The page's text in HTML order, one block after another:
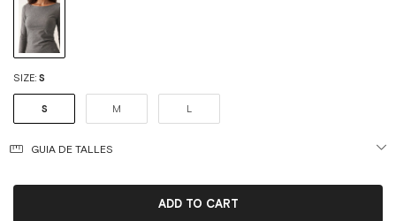
SIZE: S
S M L
GUIA DE TALLES